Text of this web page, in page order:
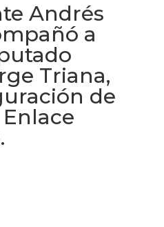
Andrés
a
Triana,
de